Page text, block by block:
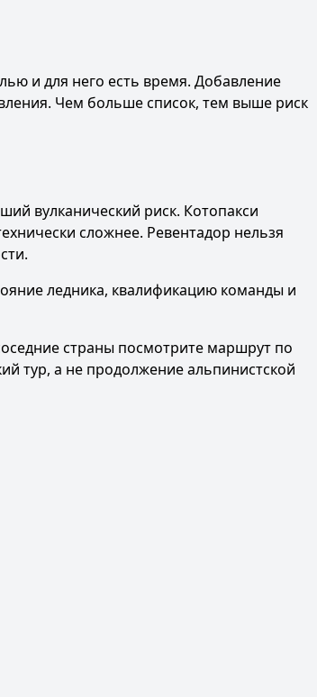
и для него есть время. Добавление
Чем больше список, тем выше риск
вулканический риск. Котопакси
сложнее. Ревентадор нельзя
ледника, квалификацию команды и
страны посмотрите маршрут по
тур, а не продолжение альпинистской